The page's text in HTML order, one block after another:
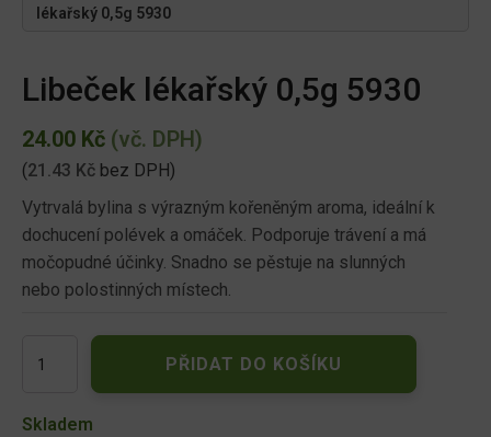
lékařský 0,5g 5930
Libeček lékařský 0,5g 5930
24.00 Kč (vč. DPH)
(21.43 Kč bez DPH)
Vytrvalá bylina s výrazným kořeněným aroma, ideální k
dochucení polévek a omáček. Podporuje trávení a má
močopudné účinky. Snadno se pěstuje na slunných
nebo polostinných místech.
lékařský
5930
PŘIDAT DO KOŠÍKU
Skladem